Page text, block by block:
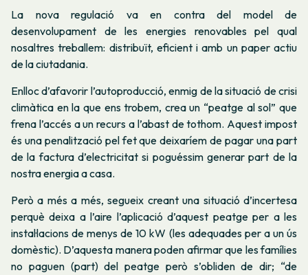
La nova regulació va en contra del model de
desenvolupament de les energies renovables pel qual
nosaltres treballem: distribuït, eficient i amb un paper actiu
de la ciutadania.
Enlloc d’afavorir l’autoproducció, enmig de la situació de crisi
climàtica en la que ens trobem, crea un “peatge al sol” que
frena l’accés a un recurs a l’abast de tothom. Aquest impost
és una penalització pel fet que deixaríem de pagar una part
de la factura d’electricitat si poguéssim generar part de la
nostra energia a casa.
Però a més a més, segueix creant una situació d’incertesa
perquè deixa a l’aire l’aplicació d’aquest peatge per a les
instal·lacions de menys de 10 kW (les adequades per a un ús
domèstic). D’aquesta manera poden afirmar que les famílies
no paguen (part) del peatge però s’obliden de dir; “de